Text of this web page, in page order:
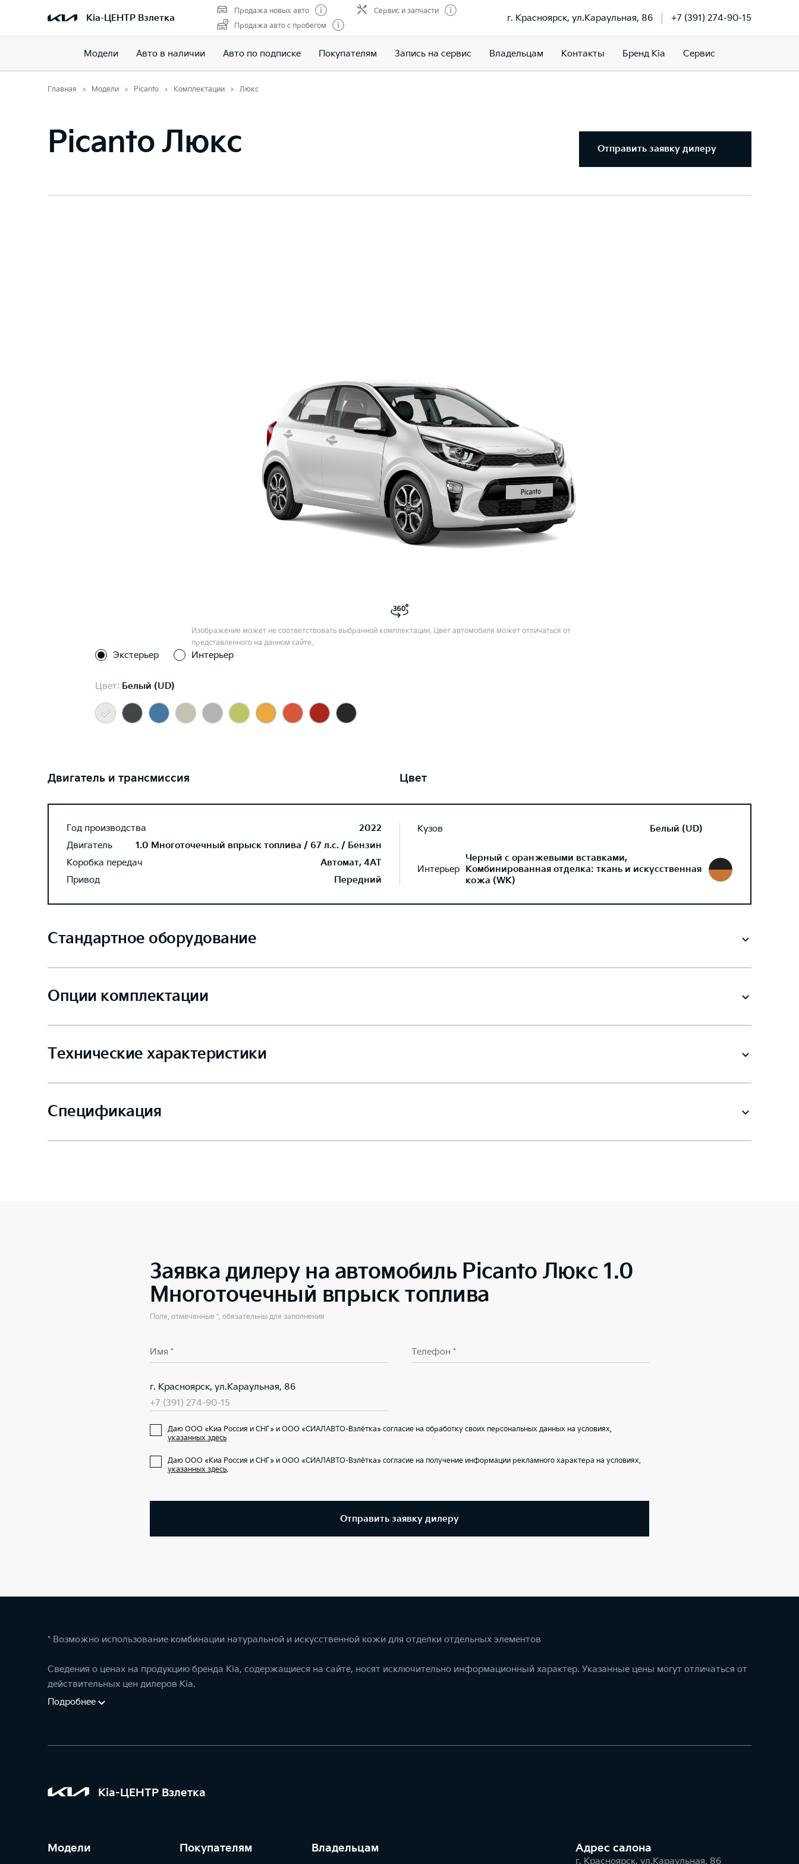
Kia-ЦЕНТР Взлетка
Продажа новых авто
Продажа авто с пробегом
Сервис и запчасти
г. Красноярск, ул.Караульная, 86 +7 (391) 274-90-15
Модели Авто в наличии Авто по подписке Покупателям Запись на сервис Владельцам Контакты Бренд Kia Сервис
Главная Модели Picanto Комплектации Люкс
Picanto Люкс Отправить заявку дилеру
Изображение может не соответствовать выбранной комплектации. Цвет автомобиля может отличаться от
представленного на данном сайте.
Экстерьер Интерьер
Цвет: Белый (UD)
Двигатель и трансмиссия
Год производства
2022
Двигатель
1.0 Многоточечный впрыск топлива / 67 л.с. / Бензин
Коробка передач
Автомат, 4AT
Привод
Передний
Цвет
Кузов Белый (UD)
Интерьер
Черный с оранжевыми вставками,
Комбинированная отделка: ткань и искусственная
кожа (WK)
Стандартное оборудование
Опции комплектации
Технические характеристики
Спецификация
Заявка дилеру на автомобиль Picanto Люкс 1.0
Многоточечный впрыск топлива
Поля, отмеченные *, обязательны для заполнения
Имя * Телефон *
г. Красноярск, ул.Караульная, 86
+7 (391) 274-90-15
Даю ООО «Киа Россия и СНГ» и ООО «СИАЛАВТО-Взлётка» согласие на обработку своих персональных данных на условиях,
указанных здесь
Даю ООО «Киа Россия и СНГ» и ООО «СИАЛАВТО-Взлётка» согласие на получение информации рекламного характера на условиях,
указанных здесь.
Отправить заявку дилеру
* Возможно использование комбинации натуральной и искусственной кожи для отделки отдельных элементов
Сведения о ценах на продукцию бренда Kia, содержащиеся на сайте, носят исключительно информационный характер. Указанные цены могут отличаться от
действительных цен дилеров Kia.
Подробнее
Kia-ЦЕНТР Взлетка
Модели Покупателям Владельцам Адрес салонa
г. Красноярск, ул.Караульная, 86